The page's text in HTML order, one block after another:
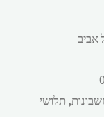
) ולשעה
תלושי